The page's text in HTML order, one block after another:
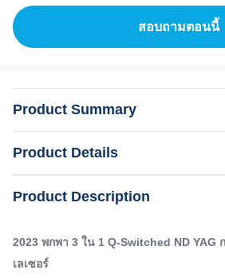
สอบถามตอนนี้
Product Summary
1064nm 532nm 1320nm การใช้งาน:
ตาล, รอยสักขาตา, รอยสักเส้นตาที่ล้มเ
Product Details
เน้น: เครื่องเลเซอร์ YAG Q
3 ใน 1 Q สวิตช์ Yag เครื่องกําจั
Product Description
2023 พกพา 3 ใน 1 Q-Switched ND YAG
เลเซอร์